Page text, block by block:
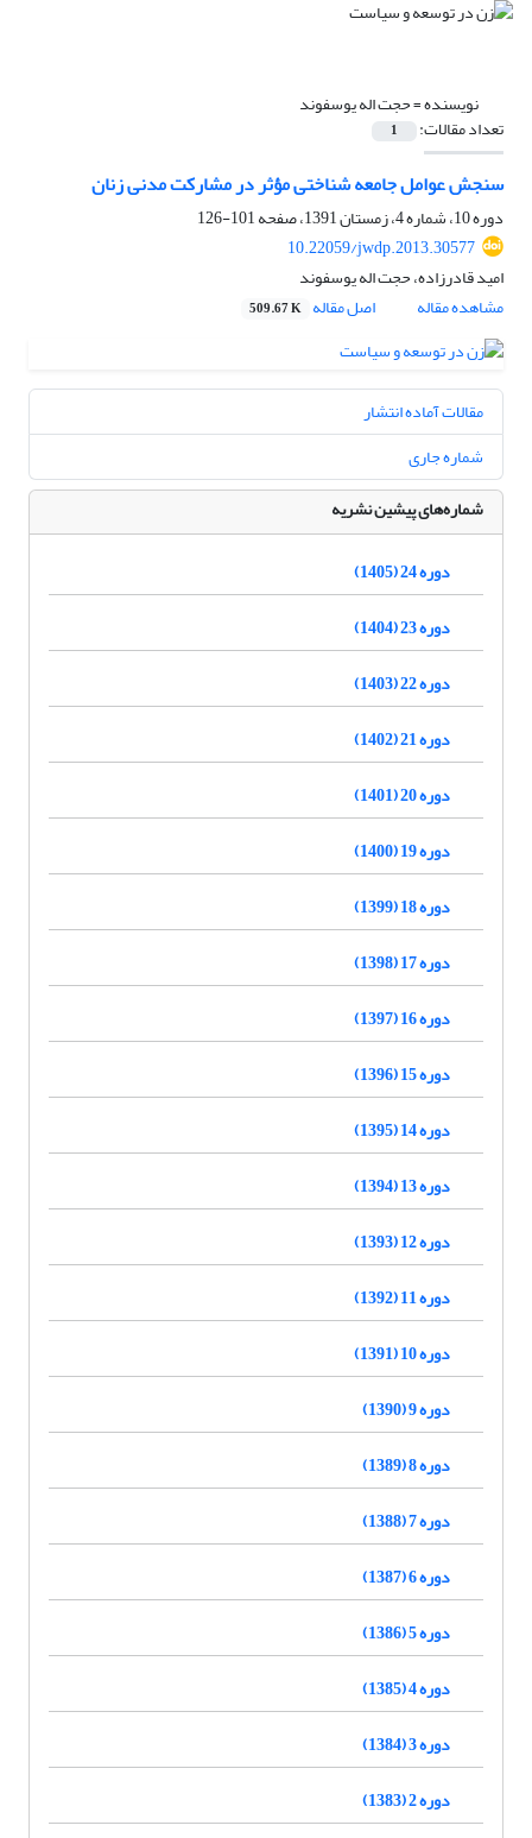
نویسنده =حجت اله یوسفوند
تعداد مقالات: 1
سنجش عوامل جامعه شناختی مؤثر در مشارکت مدنی زنان
دوره 10، شماره 4، زمستان 1391، صفحه
101-126
10.22059/jwdp.2013.30577
امید قادرزاده، حجت اله یوسفوند
مشاهده مقاله
اصل مقاله 509.67 K
مقالات آماده انتشار
شماره جاری
شماره‌های پیشین نشریه
دوره 24 (1405)
دوره 23 (1404)
دوره 22 (1403)
دوره 21 (1402)
دوره 20 (1401)
دوره 19 (1400)
دوره 18 (1399)
دوره 17 (1398)
دوره 16 (1397)
دوره 15 (1396)
دوره 14 (1395)
دوره 13 (1394)
دوره 12 (1393)
دوره 11 (1392)
دوره 10 (1391)
دوره 9 (1390)
دوره 8 (1389)
دوره 7 (1388)
دوره 6 (1387)
دوره 5 (1386)
دوره 4 (1385)
دوره 3 (1384)
دوره 2 (1383)